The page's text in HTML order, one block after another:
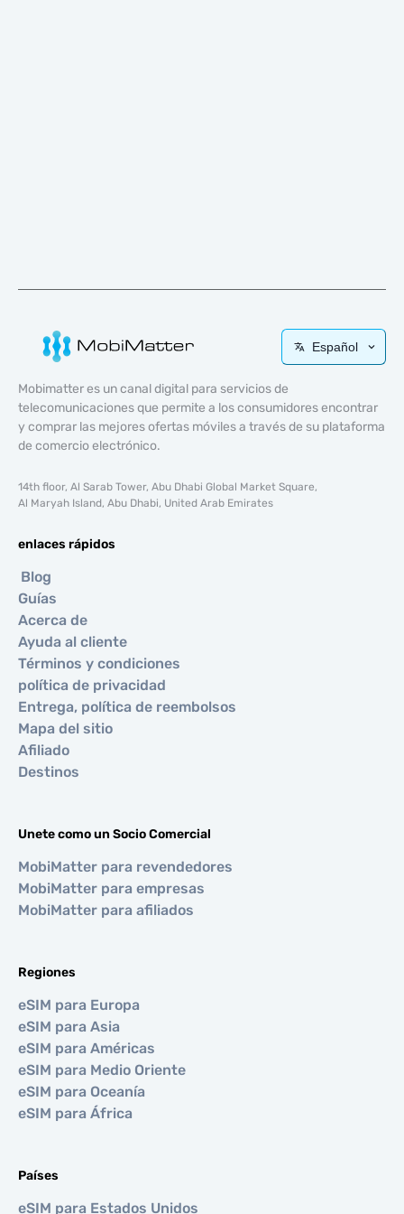
Español
Mobimatter es un canal digital para servicios de
telecomunicaciones que permite a los consumidores encontrar
y comprar las mejores ofertas móviles a través de su plataforma
de comercio electrónico.
14th floor, Al Sarab Tower, Abu Dhabi Global Market Square,
Al Maryah Island, Abu Dhabi, United Arab Emirates
enlaces rápidos
Blog
Guías
Acerca de
Ayuda al cliente
Términos y condiciones
política de privacidad
Entrega, política de reembolsos
Mapa del sitio
Afiliado
Destinos
Unete como un Socio Comercial
MobiMatter para revendedores
MobiMatter para empresas
MobiMatter para afiliados
Regiones
eSIM para Europa
eSIM para Asia
eSIM para Américas
eSIM para Medio Oriente
eSIM para Oceanía
eSIM para África
Países
eSIM para Estados Unidos